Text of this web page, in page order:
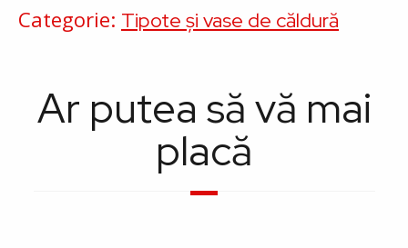
Categorie Tipote și vase de căldură
Ar putea să vă mai
placă